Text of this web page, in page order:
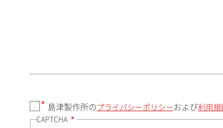
都道府県（勤務先）
島津製作所の プライバシーポリシー および利用規
CAPTCHA